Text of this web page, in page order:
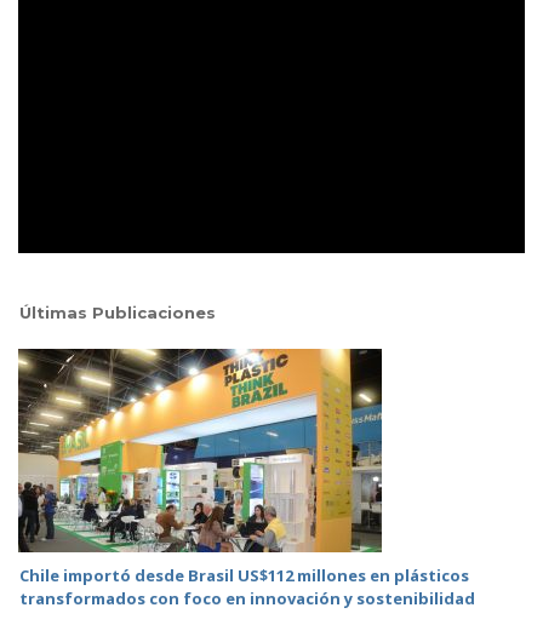
Últimas Publicaciones
Chile importó desde Brasil US$112 millones en plásticos
transformados con foco en innovación y sostenibilidad